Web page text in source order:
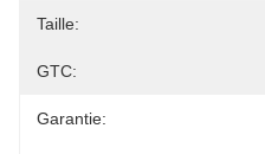
Taille:
GTC:
Garantie: